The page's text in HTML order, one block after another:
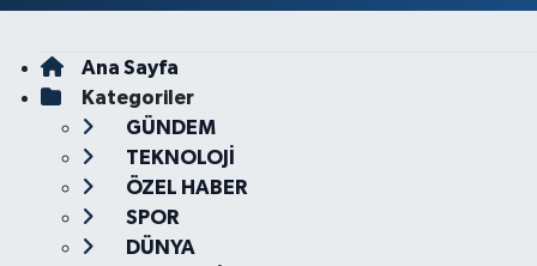
Ana Sayfa
Kategoriler
GÜNDEM
TEKNOLOJİ
ÖZEL HABER
SPOR
DÜNYA